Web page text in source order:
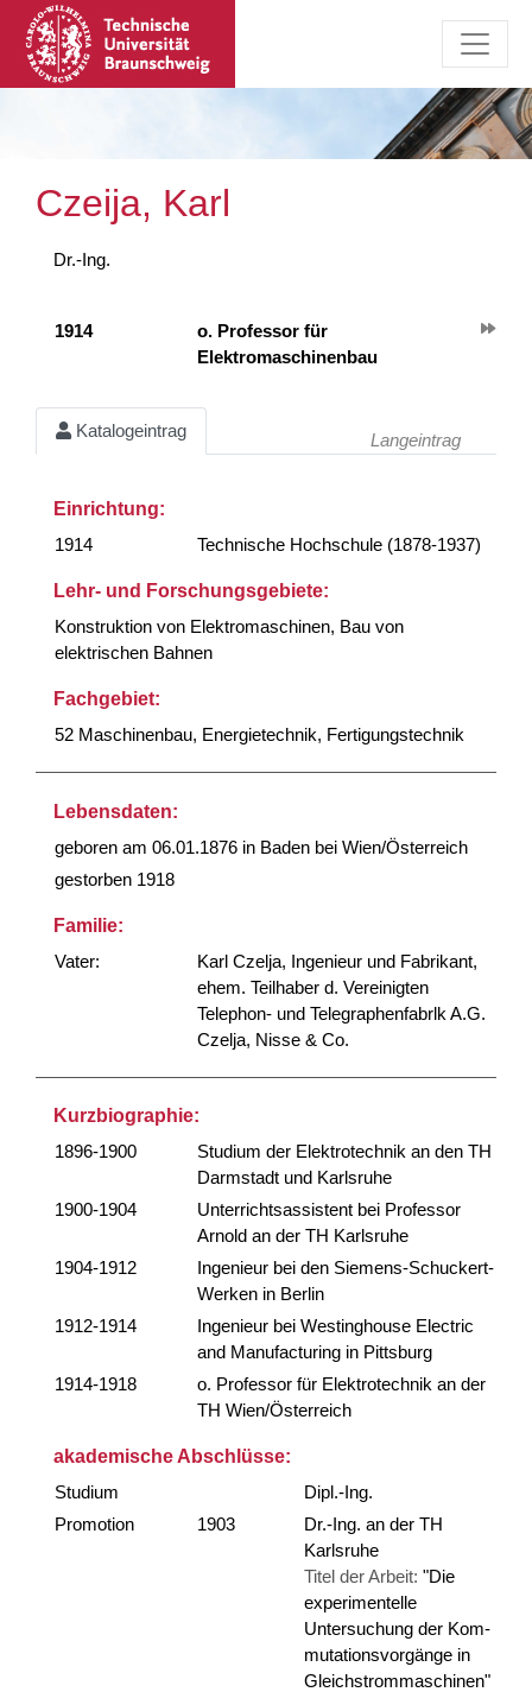
Czeija, Karl
Dr.-Ing.
1914
o. Professor für
Elektromaschinenbau
Katalogeintrag Langeintrag
Einrichtung:
1914
Technische Hochschule (1878-1937)
Lehr- und Forschungsgebiete:
Konstruktion von Elektromaschinen, Bau von
elektrischen Bahnen
Fachgebiet:
52 Maschinenbau, Energietechnik, Fertigungstechnik
Lebensdaten:
geboren am 06.01.1876 in Baden bei Wien/Österreich
gestorben 1918
Familie:
Vater:
Karl Czelja, Ingenieur und Fabrikant,
ehem. Teilhaber d. Vereinigten
Telephon- und Telegraphenfabrlk A.G.
Czelja, Nisse & Co.
Kurzbiographie:
1896-1900
Studium der Elektrotechnik an den TH
Darmstadt und Karlsruhe
1900-1904
Unterrichtsassistent bei Professor
Arnold an der TH Karlsruhe
1904-1912
Ingenieur bei den Siemens-Schuckert-
Werken in Berlin
1912-1914
Ingenieur bei Westinghouse Electric
and Manufacturing in Pittsburg
1914-1918
o. Professor für Elektrotechnik an der
TH Wien/Österreich
akademische Abschlüsse:
Studium
Dipl.-Ing.
Promotion
1903
Dr.-Ing. an der TH
Karlsruhe
Titel der Arbeit: "Die
experimentelle
Untersuchung der Kom-
mutationsvorgänge in
Gleichstrommaschinen"